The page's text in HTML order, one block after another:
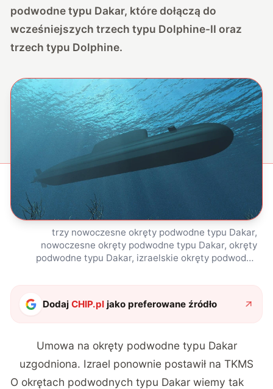
podwodne typu Dakar, które dołączą do
wcześniejszych trzech typu Dolphine-II oraz
trzech typu Dolphine.
trzy nowoczesne okręty podwodne typu Dakar,
nowoczesne okręty podwodne typu Dakar, okręty
podwodne typu Dakar, izraelskie okręty podwodne
DodajCHIP.pl jako preferowane źródło
Umowa na okręty podwodne typu Dakar
uzgodniona. Izrael ponownie postawił na TKMS
O okrętach podwodnych typu Dakar wiemy tak